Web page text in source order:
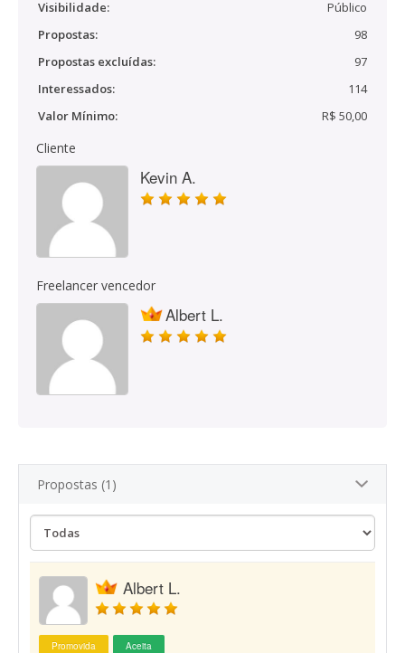
Visibilidade:
Público
Propostas:
98
Propostas excluídas:
97
Interessados:
114
Valor Mínimo:
R$ 50,00
Cliente
Kevin A.
Freelancer vencedor
Albert L.
Propostas (1)
Albert L.
Promovida Aceita